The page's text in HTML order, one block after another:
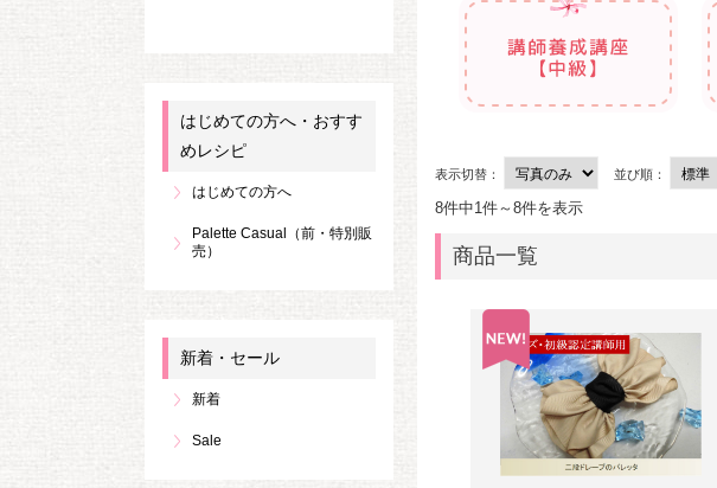
表示切替： 並び順：
8件中1件～8件を表示
商品一覧
はじめての方へ・おすす
めレシピ
はじめての方へ
Palette Casual（前・特別販
売）
新着・セール
新着
Sale